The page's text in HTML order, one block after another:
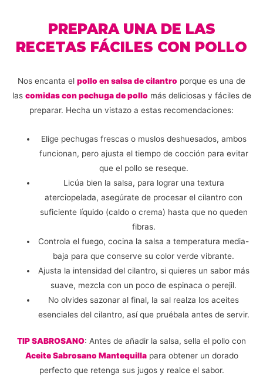
PREPARA UNA DE LAS
RECETAS FÁCILES CON POLLO
Nos encanta el pollo en salsa de cilantro porque es una de
las comidas con pechuga de pollo más deliciosas y fáciles de
preparar. Hecha un vistazo a estas recomendaciones:
Elige pechugas frescas o muslos deshuesados, ambos
funcionan, pero ajusta el tiempo de cocción para evitar
que el pollo se reseque.
Licúa bien la salsa, para lograr una textura
aterciopelada, asegúrate de procesar el cilantro con
suficiente líquido (caldo o crema) hasta que no queden
fibras.
Controla el fuego, cocina la salsa a temperatura media-
baja para que conserve su color verde vibrante.
Ajusta la intensidad del cilantro, si quieres un sabor más
suave, mezcla con un poco de espinaca o perejil.
No olvides sazonar al final, la sal realza los aceites
esenciales del cilantro, así que pruébala antes de servir.
TIP SABROSANO: Antes de añadir la salsa, sella el pollo con
Aceite Sabrosano Mantequillapara obtener un dorado
perfecto que retenga sus jugos y realce el sabor.